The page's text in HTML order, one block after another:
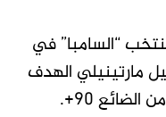
“السامبا” في
مارتينيلي الهدف
90+.